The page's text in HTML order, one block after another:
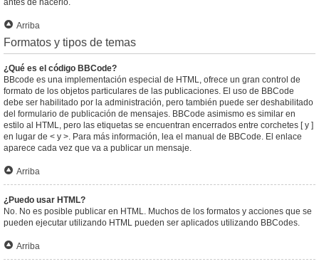
antes de hacerlo.
Arriba
Formatos y tipos de temas
¿Qué es el código BBCode?
BBcode es una implementación especial de HTML, ofrece un gran control de
formato de los objetos particulares de las publicaciones. El uso de BBCode
debe ser habilitado por la administración, pero también puede ser deshabilitado
del formulario de publicación de mensajes. BBCode asimismo es similar en
estilo al HTML, pero las etiquetas se encuentran encerrados entre corchetes [ y ]
en lugar de < y >. Para más información, lea el manual de BBCode. El enlace
aparece cada vez que va a publicar un mensaje.
Arriba
¿Puedo usar HTML?
No. No es posible publicar en HTML. Muchos de los formatos y acciones que se
pueden ejecutar utilizando HTML pueden ser aplicados utilizando BBCodes.
Arriba